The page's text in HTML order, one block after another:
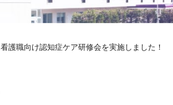
看護職向け認知症ケア研修会を実施しました！